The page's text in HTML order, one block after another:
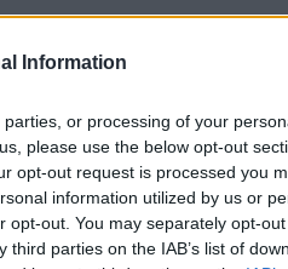
Information
or processing of your
please use the below opt-out
opt-out request is processed you
information utilized by us or
opt-out. You may separately opt-
parties on the IAB’s list of